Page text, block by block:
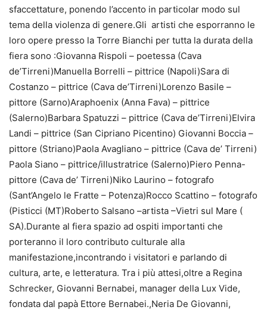
sfaccettature, ponendo l’accento in particolar modo sul
tema della violenza di genere.Gli artisti che esporranno le
loro opere presso la Torre Bianchi per tutta la durata della
fiera sono :Giovanna Rispoli – poetessa (Cava
de’Tirreni)Manuella Borrelli – pittrice (Napoli)Sara di
Costanzo – pittrice (Cava de’Tirreni)Lorenzo Basile –
pittore (Sarno)Araphoenix (Anna Fava) – pittrice
(Salerno)Barbara Spatuzzi – pittrice (Cava de’Tirreni)Elvira
Landi – pittrice (San Cipriano Picentino) Giovanni Boccia –
pittore (Striano)Paola Avagliano – pittrice (Cava de’ Tirreni)
Paola Siano – pittrice/illustratrice (Salerno)Piero Penna-
pittore (Cava de’ Tirreni)Niko Laurino – fotografo
(Sant’Angelo le Fratte – Potenza)Rocco Scattino – fotografo
(Pisticci (MT)Roberto Salsano –artista –Vietri sul Mare (
SA).Durante al fiera spazio ad ospiti importanti che
porteranno il loro contributo culturale alla
manifestazione,incontrando i visitatori e parlando di
cultura, arte, e letteratura. Tra i più attesi,oltre a Regina
Schrecker, Giovanni Bernabei, manager della Lux Vide,
fondata dal papà Ettore Bernabei.,Neria De Giovanni,